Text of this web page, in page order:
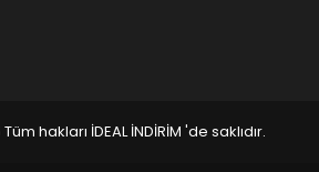
hakları İDEAL İNDİRİM 'de saklıdır.